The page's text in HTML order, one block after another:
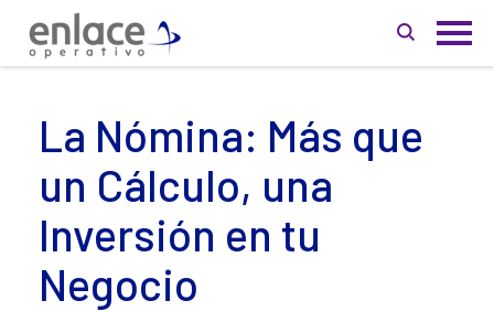
La Nómina: Más que
un Cálculo, una
Inversión en tu
Negocio